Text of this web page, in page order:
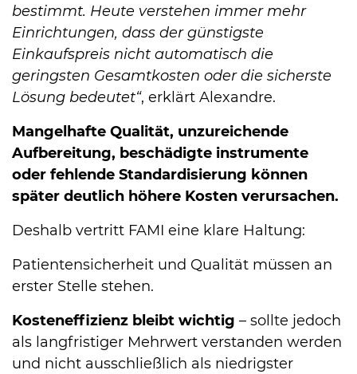
bestimmt. Heute verstehen immer mehr
Einrichtungen, dass der günstigste
Einkaufspreis nicht automatisch die
geringsten Gesamtkosten oder die sicherste
Lösung bedeutet“, erklärt Alexandre.
Mangelhafte Qualität, unzureichende
Aufbereitung, beschädigte in­stru­mente
oder fehlende Standardisierung können
später deutlich höhere Kosten verursachen.
Deshalb vertritt FAMI eine klare Haltung:
Patientensicherheit und Qualität müssen an
erster Stelle stehen.
Kosteneffizienz bleibt wichtig – sollte jedoch
als langfristiger Mehrwert verstanden werden
und nicht ausschließlich als niedrigster